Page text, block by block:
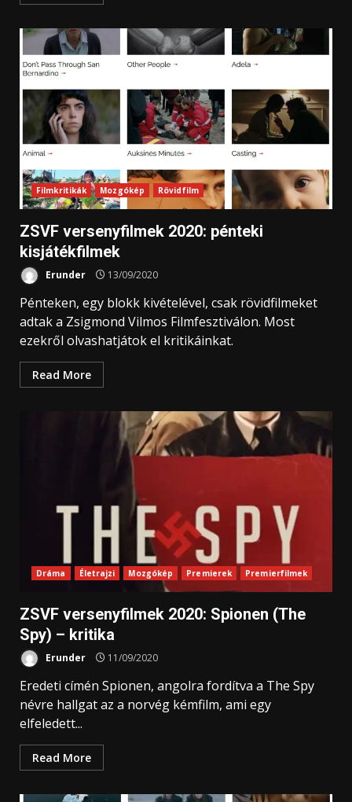
Filmkritikák Mozgókép Rövidfilm
ZSVF versenyfilmek 2020: pénteki
kisjátékfilmek
Erunder 13/09/2020
Pénteken, egy blokk kivételével, csak rövidfilmeket
adtak a Zsigmond Vilmos Filmfesztiválon. Most
ezekről olvashatjátok el kritikáinkat.
Read More
Dráma Életrajzi Mozgókép Premierek Premierfilmek
ZSVF versenyfilmek 2020: Spionen (The
Spy) – kritika
Erunder 11/09/2020
Eredeti címén Spionen, angolra fordítva a The Spy
névre hallgat az a norvég kémfilm, ami egy
elfeledett...
Read More